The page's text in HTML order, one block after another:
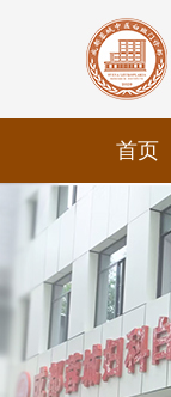
首页